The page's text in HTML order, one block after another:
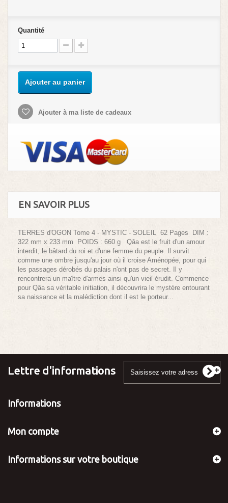
Quantité
Ajouter au panier
Ajouter à ma liste de cadeaux
EN SAVOIR PLUS
TERRES d'OGON Tome 4 - MYSTIC - SOLEIL 62 Pages DIM :
322 mm x 233 mm POIDS : 660 g Qâa est le fruit d'un amour
interdit, le bâtard du roi et d'une femme du peuple. Il survit
comme une ombre jusqu'au jour où il croise Aménopée, pour qui
les passages dérobés du palais n'ont pas de secret. Il y
rencontrera un maître d'armes ainsi qu'un vieil érudit. Commence
pour Qâa sa véritable initiation, il découvrira le mystère entourant
sa naissance et la malédiction dont il est le porteur...
Lettre d'informations
Informations
Mon compte
Informations sur votre boutique